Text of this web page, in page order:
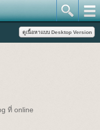
ที่ online